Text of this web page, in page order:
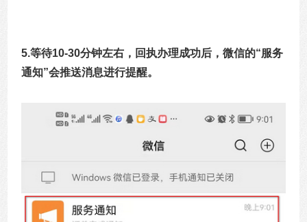
5.等待10-30分钟左右，回执办理成功后，微信的“服务
通知”会推送消息进行提醒。